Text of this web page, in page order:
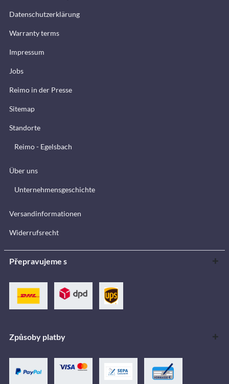
Datenschutzerklärung
Warranty terms
Impressum
Jobs
Reimo in der Presse
Sitemap
Standorte
Reimo - Egelsbach
Über uns
Unternehmensgeschichte
Versandinformationen
Widerrufsrecht
Přepravujeme s
Způsoby platby